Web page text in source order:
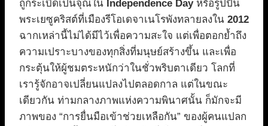
ถูกระเบิดเป็นจุณใน Independence Dayหรือรูปปั้น
พระเยซูคริสต์ที่เมืองรีโอเดจาเนโรพังทลายลงใน 2012
ฉากเหล่านี้ไม่ได้มีไว้เพื่อความสะใจ แต่เพื่อตอกย้ำถึง
ความเปราะบางของทุกสิ่งที่มนุษย์สร้างขึ้น และเพื่อ
กระตุ้นให้ผู้ชมตระหนักว่าในชั่วพริบตาเดียว โลกที่
เรารู้จักอาจเปลี่ยนแปลงไปตลอดกาล แต่ในขณะ
เดียวกัน ท่ามกลางภาพแห่งความพินาศนั้น ก็มักจะมี
ภาพของ “การยื่นมือเข้าช่วยเหลือกัน” ของผู้คนแปลก